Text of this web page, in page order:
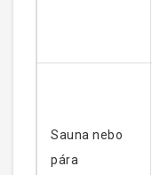
Sauna nebo
pára